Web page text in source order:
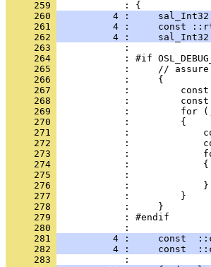
     259
     260
4 :
     261
4 :     const
     262
4 :
     263
     264
     265
     266
     267
     268
     269
     270
     271
     272
     273
     274
     275
     276
     277
     278
     279
     280
     281
4 :     const
     282
4 :     const
     283